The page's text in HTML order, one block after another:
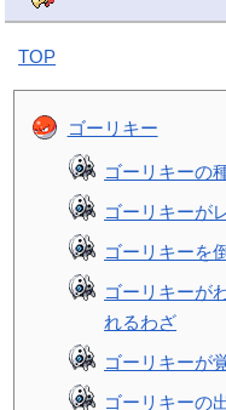
TOP
ゴーリキー
ゴーリキーの
ゴーリキーが
ゴーリキーを
ゴーリキーが
れるわざ
ゴーリキーが
ゴーリキーの